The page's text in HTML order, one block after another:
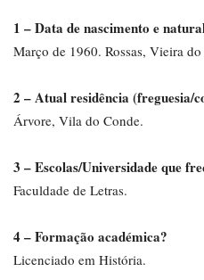
1 – Data de nascimento e
Março de 1960. Rossas, Vieira
2 – Atual residência (freguesia/
Árvore, Vila do Conde.
3 – Escolas/Universidade que
Faculdade de Letras.
4 – Formação académica?
Licenciado em História.